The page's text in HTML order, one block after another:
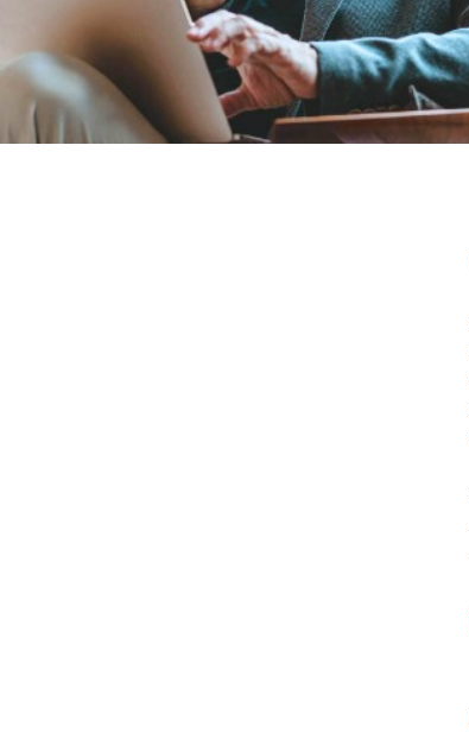
Particulieren